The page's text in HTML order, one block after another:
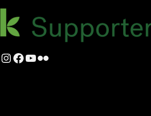
Instagram
Facebook
YouTube
Flickr